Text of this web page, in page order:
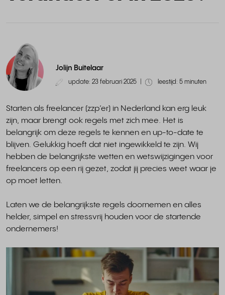
Jolijn Buitelaar
update: 23 februari 2025 leestijd: 5 minuten
Starten als freelancer (zzp’er) in Nederland kan erg leuk
zijn, maar brengt ook regels met zich mee. Het is
belangrijk om deze regels te kennen en up-to-date te
blijven. Gelukkig hoeft dat niet ingewikkeld te zijn. Wij
hebben de belangrijkste wetten en wetswijzigingen voor
freelancers op een rij gezet, zodat jij precies weet waar je
op moet letten.
Laten we de belangrijkste regels doornemen en alles
helder, simpel en stressvrij houden voor de startende
ondernemers!